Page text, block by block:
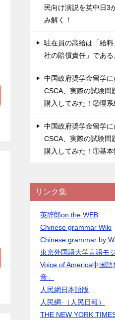
民向け演説を英中日3
み解く！
駐在員の高給は「給
社の賠償責任」である
中国政府奨学金留学
CSCA、実際の試験問
購入してみた！②理系
中国政府奨学金留学
CSCA、実際の試験問
購入してみた！①基本
リンク集
英辞郎on the WEB
Chinese grammar Wiki
Chinese grammar by
東京外国語大学言語モ
Voice of America中国語
音」
人民網日本語版
人民網·（人民日報）
THE NEW YORK